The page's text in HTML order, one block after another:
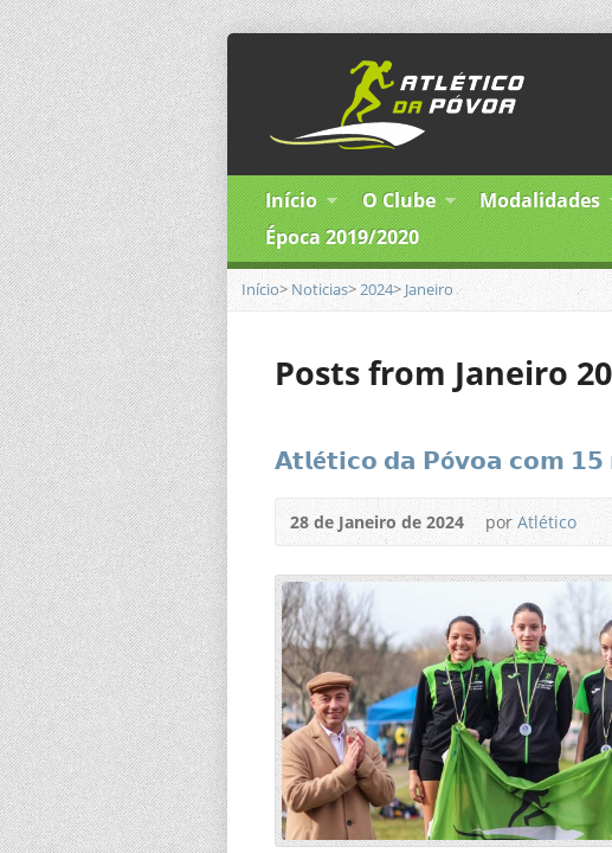
Início O Clube Modalidades
Época 2019/2020
Início>Noticias>2024> Janeiro
Posts from Janeiro
𝗔𝘁𝗹é𝘁𝗶𝗰𝗼 𝗱𝗮 𝗣ó𝘃𝗼𝗮 𝗰𝗼𝗺
28 de Janeiro de 2024 porAtlético